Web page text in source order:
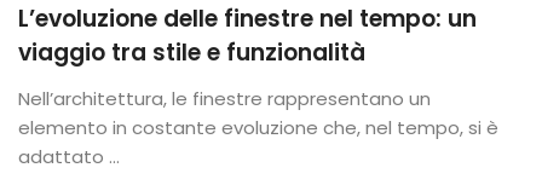
L’evoluzione delle finestre nel tempo: un
viaggio tra stile e funzionalità
Nell’architettura, le finestre rappresentano un
elemento in costante evoluzione che, nel tempo, si è
adattato ...